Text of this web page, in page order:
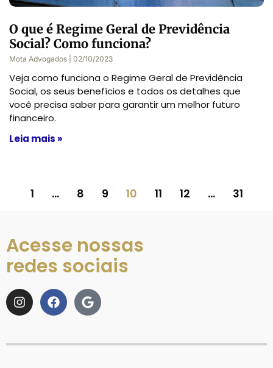
O que é Regime Geral de Previdência
Social? Como funciona?
Mota Advogados 02/10/2023
Veja como funciona o Regime Geral de Previdência
Social, os seus benefícios e todos os detalhes que
você precisa saber para garantir um melhor futuro
financeiro.
Leia mais »
1 … 8 9 10 11 12 … 31
Acesse nossas
redes sociais